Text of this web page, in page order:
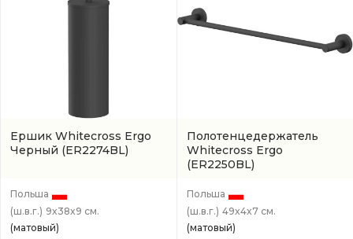
Ершик Whitecross Ergo
Черный (ER2274BL)
Польша
(ш.в.г.) 9x38x9 см.
(матовый)
Полотенцедержатель
Whitecross Ergo
(ER2250BL)
Польша
(ш.в.г.) 49x4x7 см.
(матовый)